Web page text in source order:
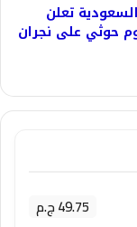
تعلن
هجوم حوثي على نجران
49.75 ج.م